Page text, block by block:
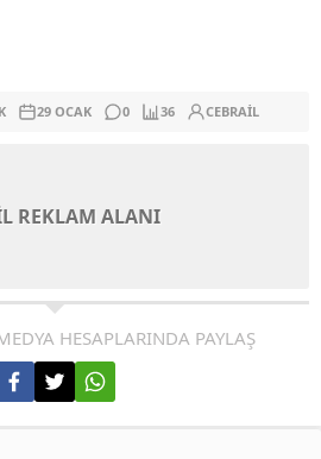
29 OCAK 0 36 CEBRAIL
REKLAM ALANI
HESAPLARINDA PAYLAŞ